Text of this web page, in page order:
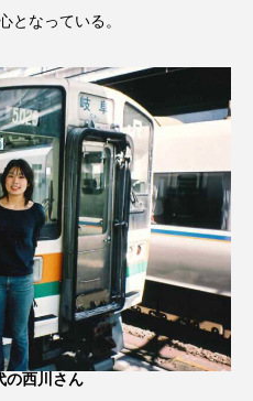
となっている。
の西川さん